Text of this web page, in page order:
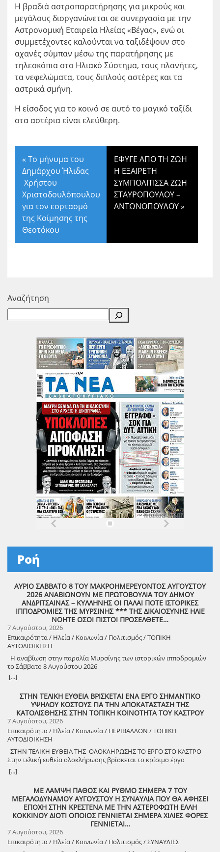
Η βραδιά αστροπαρατήρησης για μικρούς και
μεγάλους διοργανώνεται σε συνεργασία με την
Αστρονομική Εταιρεία Ηλείας «Βέγας», ενώ οι
συμμετέχοντες καλούνται να ταξιδέψουν στο
αχανές σύμπαν μέσω της παρατήρησης με
τηλεσκόπια στο Ηλιακό Σύστημα, τους πλανήτες,
τα νεφελώματα, τους διπλούς αστέρες και τα
αστρικά σμήνη.
Η είσοδος για το κοινό σε αυτό το μαγικό ταξίδι
στα αστέρια είναι ελεύθερη.
« Το μήνυμα του
Δημάρχου Ήλιδας
Χρήστου
Χριστοδουλόπουλου
για τον εορτασμό
της Κοίμησης της
Θεοτόκου
ΕΦΥΓΕ ΑΠΟ ΤΗ ΖΩΗ
Η ΕΞΑΙΡΕΤΗ
ΣΥΜΠΟΛΙΤΙΣΣΑ ΖΩΗ
ΣΤΑΥΡΟΠΟΥΛΟΥ –
ΑΝΤΩΝΟΠΟΥΛΟΥ»
Αναζήτηση
Ροή
ΑΥΡΙΟ ΣΑΒΒΑΤΟ 8 ΤΟΥ ΜΑΚΡΟΗΜΕΡΕΥΟΝΤΟΣ ΑΥΓΟΥΣΤΟΥ
2026 ΑΝΑΒΙΩΝΟΥΝ ΜΕ ΠΡΩΤΟΒΟΥΛΙΑ ΤΟΥ ΔΗΜΟΥ
ΑΝΔΡΙΤΣΑΙΝΑΣ – ΚΥΛΛΗΝΗΣ ΟΙ ΠΑΛΑΙ ΠΟΤΕ ΙΣΤΟΡΙΚΕΣ
ΙΠΠΟΔΡΟΜΙΕΣ ΤΗΣ ΜΥΡΣΙΝΗΣ *** ΤΗΣ ΔΙΚΑΙΟΣΥΝΗΣ ΗΛΙΕ
ΝΟΗΤΕ ΟΣΟΙ ΠΙΣΤΟΙ ΠΡΟΣΕΛΘΕΤΕ…
7 Αυγούστου, 2026
Επικαιρότητα / Ηλεία / Κοινωνία / Πολιτισμός / ΤΟΠΙΚΗ
ΑΥΤΟΔΙΟΙΚΗΣΗ
Η αναβίωση στην παραλία Μυρσίνης των ιστορικών ιπποδρομιών
το Σάββατο 8 Αυγούστου 2026
[...]
ΣΤΗΝ ΤΕΛΙΚΗ ΕΥΘΕΙΑ ΒΡΙΣΚΕΤΑΙ ΕΝΑ ΕΡΓΟ ΣΗΜΑΝΤΙΚΟ
ΥΨΗΛΟΥ ΚΟΣΤΟΥΣ ΓΙΑ ΤΗΝ ΑΠΟΚΑΤΑΣΤΑΣΗ ΤΗΣ
ΚΑΤΟΛΙΣΘΗΣΗΣ ΣΤΗΝ ΤΟΠΙΚΗ ΚΟΙΝΟΤΗΤΑ ΤΟΥ ΚΑΣΤΡΟΥ
7 Αυγούστου, 2026
Επικαιρότητα / Ηλεία / Κοινωνία / ΠΕΡΙΒΑΛΛΟΝ / ΤΟΠΙΚΗ
ΑΥΤΟΔΙΟΙΚΗΣΗ
ΣΤΗΝ ΤΕΛΙΚΗ ΕΥΘΕΙΑ ΤΗΣ ΟΛΟΚΛΗΡΩΣΗΣ ΤΟ ΕΡΓΟ ΣΤΟ ΚΑΣΤΡΟ
Στην τελική ευθεία ολοκλήρωσης βρίσκεται το κρίσιμο έργο
αποκατάστασης της κατολίσθησης στην Τ.Κ. Κάστρου,
προϋπολογισμού 1,25 εκατομμυρίων ευρώ. Έπειτα από αυτοψία που
Λέντζας, μαζί με κλιμάκιο της Τεχνικής Υπηρεσίας και εκπροσώπους
της δημοτικής αρχής, διαπιστώθηκε πως οι παρεμβάσεις προχωρούν
άμεσα και αυστηρά εντός των χρονοδιαγραμμάτων. ​Το έργο
χρηματοδοτείται από το Εθνικό Πρόγραμμα Ανάπτυξης και στο
πλαίσιο των εξειδικευμένων εργασιών πραγματοποιήθηκαν
εκσκαφές για την απομάκρυνση των χαλαρών εδαφών,
κατασκευάστηκε ισχυρός τοίχος αντιστήριξης και τοποθετήθηκε
[...]
ΜΕ ΛΑΜΨΗ ΠΑΘΟΣ ΚΑΙ ΡΥΘΜΟ ΣΗΜΕΡΑ 7 ΤΟΥ
ΜΕΓΑΛΟΔΥΝΑΜΟΥ ΑΥΓΟΥΣΤΟΥ Η ΣΥΝΑΥΛΙΑ ΠΟΥ ΘΑ ΑΦΗΣΕΙ
ΕΠΟΧΗ ΣΤΗΝ ΚΡΕΣΤΕΝΑ ΜΕ ΤΗΝ ΑΣΤΕΡΟΦΩΤΗ ΕΛΛΗ
ΚΟΚΚΙΝΟΥ ΔΙΟΤΙ ΟΠΟΙΟΣ ΓΕΝΝΙΕΤΑΙ ΣΗΜΕΡΑ ΧΙΛΙΕΣ ΦΟΡΕΣ
ΓΕΝΝΙΕΤΑΙ…
7 Αυγούστου, 2026
Επικαιρότητα / Ηλεία / Κοινωνία / Πολιτισμός / ΣΥΝΑΥΛΙΕΣ